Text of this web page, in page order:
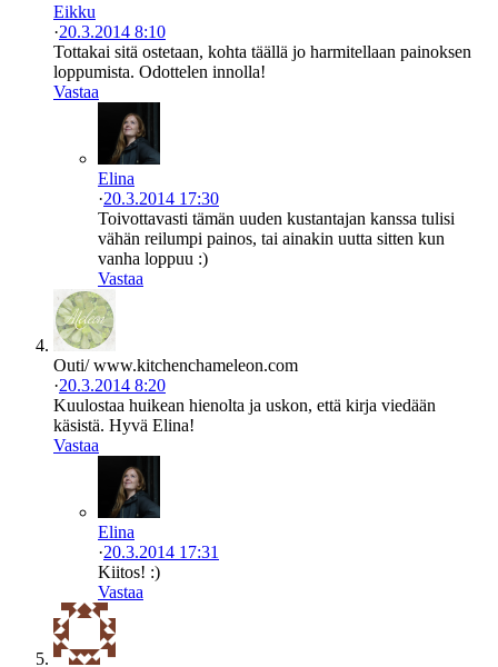
Eikku
·20.3.2014 8:10
Tottakai sitä ostetaan, kohta täällä jo harmitellaan painoksen
loppumista. Odottelen innolla!
Vastaa
Elina
·20.3.2014 17:30
Toivottavasti tämän uuden kustantajan kanssa tulisi
vähän reilumpi painos, tai ainakin uutta sitten kun
vanha loppuu :)
Vastaa
Outi/ www.kitchenchameleon.com
·20.3.2014 8:20
Kuulostaa huikean hienolta ja uskon, että kirja viedään
käsistä. Hyvä Elina!
Vastaa
Elina
·20.3.2014 17:31
Kiitos! :)
Vastaa